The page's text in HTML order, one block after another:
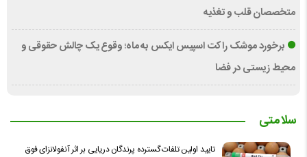
متخصصان قلب و تغذیه
برخورد موشک راکت اسپیس ایکس به ماه؛ وقوع یک چالش حقوقی و
محیط زیستی در فضا
سلامتی
تایید اولین تلفات گسترده پرندگان دریایی بر اثر آنفولانزای فوق